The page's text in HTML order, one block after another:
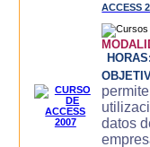
ACCESS
HORAS:
datos